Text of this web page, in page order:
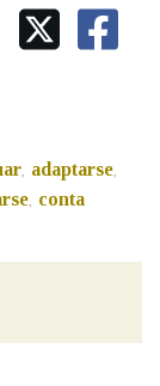
, adaptarse,
, conta